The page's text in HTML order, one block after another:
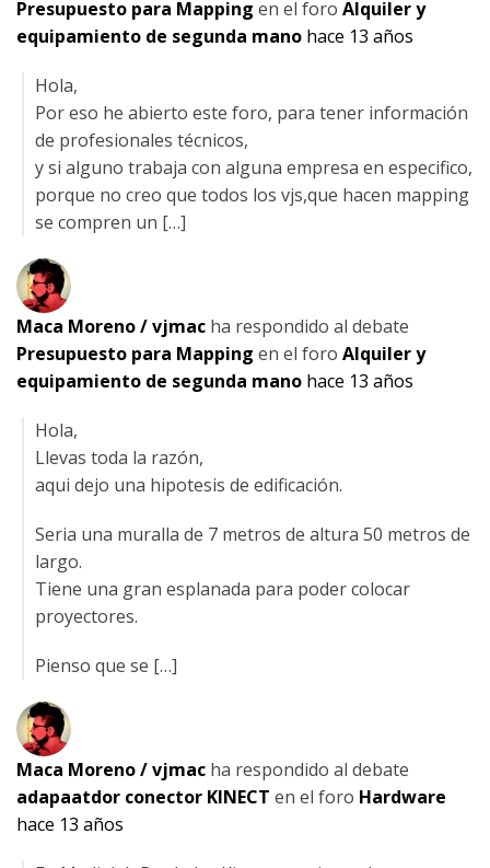
Presupuesto para Mapping en el foro Alquiler y
equipamiento de segunda mano hace 13 años
Hola,
Por eso he abierto este foro, para tener información
de profesionales técnicos,
y si alguno trabaja con alguna empresa en especifico,
porque no creo que todos los vjs,que hacen mapping
se compren un […]
Maca Moreno / vjmac ha respondido al debate
Presupuesto para Mapping en el foro Alquiler y
equipamiento de segunda mano hace 13 años
Hola,
Llevas toda la razón,
aqui dejo una hipotesis de edificación.
Seria una muralla de 7 metros de altura 50 metros de
largo.
Tiene una gran esplanada para poder colocar
proyectores.
Pienso que se […]
Maca Moreno / vjmac ha respondido al debate
adapaatdor conector KINECT en el foro Hardware
hace 13 años